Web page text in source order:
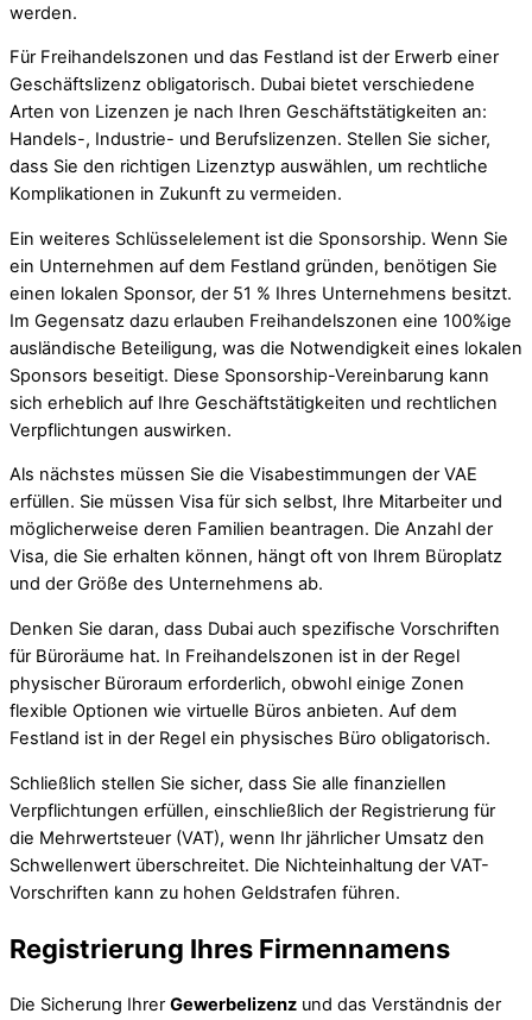
werden.
Für Freihandelszonen und das Festland ist der Erwerb einer
Geschäftslizenz obligatorisch. Dubai bietet verschiedene
Arten von Lizenzen je nach Ihren Geschäftstätigkeiten an:
Handels-, Industrie- und Berufslizenzen. Stellen Sie sicher,
dass Sie den richtigen Lizenztyp auswählen, um rechtliche
Komplikationen in Zukunft zu vermeiden.
Ein weiteres Schlüsselelement ist die Sponsorship. Wenn Sie
ein Unternehmen auf dem Festland gründen, benötigen Sie
einen lokalen Sponsor, der 51 % Ihres Unternehmens besitzt.
Im Gegensatz dazu erlauben Freihandelszonen eine 100%ige
ausländische Beteiligung, was die Notwendigkeit eines lokalen
Sponsors beseitigt. Diese Sponsorship-Vereinbarung kann
sich erheblich auf Ihre Geschäftstätigkeiten und rechtlichen
Verpflichtungen auswirken.
Als nächstes müssen Sie die Visabestimmungen der VAE
erfüllen. Sie müssen Visa für sich selbst, Ihre Mitarbeiter und
möglicherweise deren Familien beantragen. Die Anzahl der
Visa, die Sie erhalten können, hängt oft von Ihrem Büroplatz
und der Größe des Unternehmens ab.
Denken Sie daran, dass Dubai auch spezifische Vorschriften
für Büroräume hat. In Freihandelszonen ist in der Regel
physischer Büroraum erforderlich, obwohl einige Zonen
flexible Optionen wie virtuelle Büros anbieten. Auf dem
Festland ist in der Regel ein physisches Büro obligatorisch.
Schließlich stellen Sie sicher, dass Sie alle finanziellen
Verpflichtungen erfüllen, einschließlich der Registrierung für
die Mehrwertsteuer (VAT), wenn Ihr jährlicher Umsatz den
Schwellenwert überschreitet. Die Nichteinhaltung der VAT-
Vorschriften kann zu hohen Geldstrafen führen.
Registrierung Ihres Firmennamens
Die Sicherung Ihrer Gewerbelizenz und das Verständnis der